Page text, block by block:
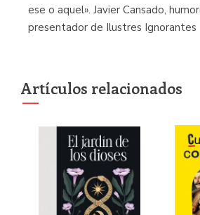
ese o aquel». Javier Cansado,
presentador de Ilustres Ignorantes
Artículos relacionados